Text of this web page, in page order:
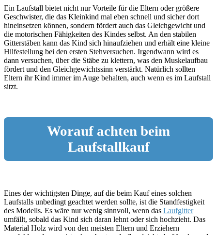
Ein Laufstall bietet nicht nur Vorteile für die Eltern oder größere
Geschwister, die das Kleinkind mal eben schnell und sicher dort
hineinsetzen können, sondern fördert auch das Gleichgewicht und
die motorischen Fähigkeiten des Kindes selbst. An den stabilen
Gitterstäben kann das Kind sich hinaufziehen und erhält eine kleine
Hilfestellung bei den ersten Stehversuchen. Irgendwann wird es
dann versuchen, über die Stäbe zu klettern, was den Muskelaufbau
fördert und den Gleichgewichtssinn verstärkt. Natürlich sollten
Eltern ihr Kind immer im Auge behalten, auch wenn es im Laufstall
sitzt.
Worauf achten beim
Laufstallkauf
Eines der wichtigsten Dinge, auf die beim Kauf eines solchen
Laufstalls unbedingt geachtet werden sollte, ist die Standfestigkeit
des Modells. Es wäre nur wenig sinnvoll, wenn das Laufgitter
umfällt, sobald das Kind sich daran lehnt oder sich hochzieht. Das
Material Holz wird von den meisten Eltern und Erziehern